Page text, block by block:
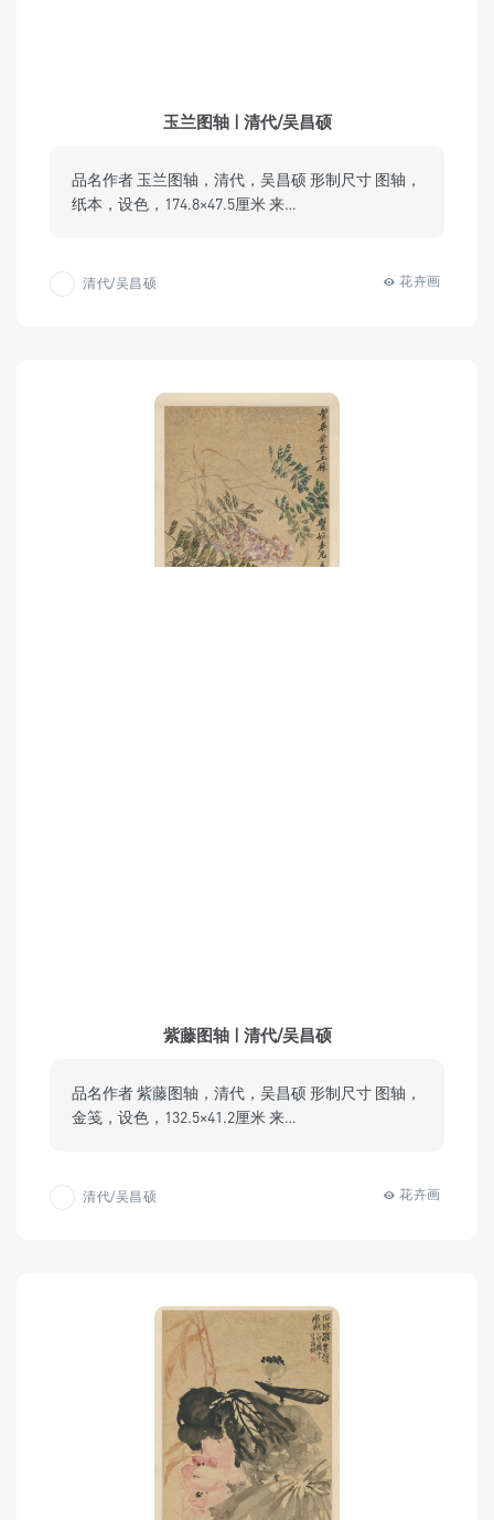
玉兰图轴 | 清代/吴昌硕
品名作者 玉兰图轴，清代，吴昌硕 形制尺寸 图轴，
纸本，设色，174.8×47.5厘米 来…
清代/吴昌硕 花卉画
紫藤图轴 | 清代/吴昌硕
品名作者 紫藤图轴，清代，吴昌硕 形制尺寸 图轴，
金笺，设色，132.5×41.2厘米 来…
清代/吴昌硕 花卉画